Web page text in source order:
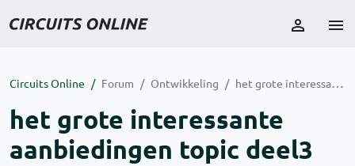
Circuits Online Forum Ontwikkeling het grote interessante aanbiedingen topic deel3
het grote interessante
aanbiedingen topic deel3